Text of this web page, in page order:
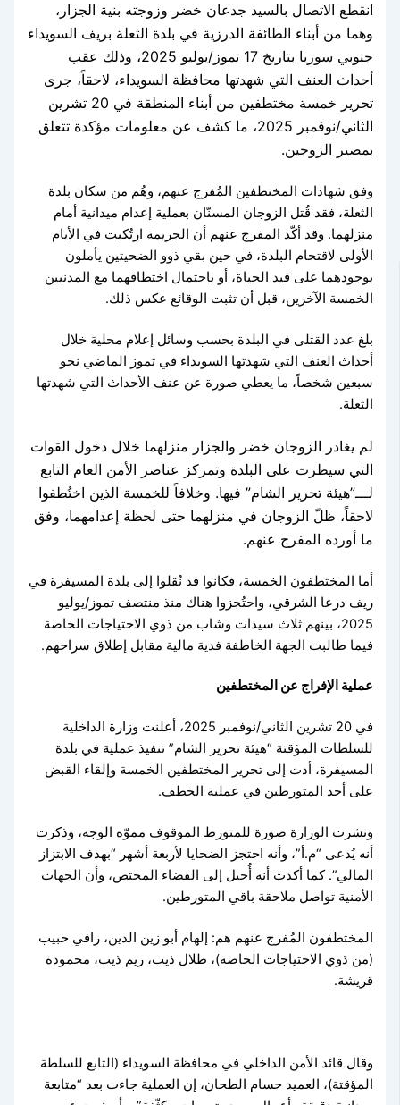
انقطع الاتصال بالسيد جدعان خضر وزوجته بنية الجزار،
وهما من أبناء الطائفة الدرزية في بلدة الثعلة بريف السويداء
جنوبي سوريا بتاريخ 17 تموز/يوليو 2025، وذلك عقب
أحداث العنف التي شهدتها محافظة السويداء، لاحقاً، جرى
تحرير خمسة مختطفين من أبناء المنطقة في 20 تشرين
الثاني/نوفمبر 2025، ما كشف عن معلومات مؤكدة تتعلق
بمصير الزوجين.
وفق شهادات المختطفين المُفرج عنهم، وهُم من سكان بلدة
الثعلة، فقد قُتل الزوجان المسنّان بعملية إعدام ميدانية أمام
منزلهما. وقد أكّد المفرج عنهم أن الجريمة ارتُكبت في الأيام
الأولى لاقتحام البلدة، في حين بقي ذوو الضحيتين يأملون
بوجودهما على قيد الحياة، أو باحتمال اختطافهما مع المدنيين
الخمسة الآخرين، قبل أن تثبت الوقائع عكس ذلك.
بلغ عدد القتلى في البلدة بحسب وسائل إعلام محلية خلال
أحداث العنف التي شهدتها السويداء في تموز الماضي نحو
سبعين شخصاً، ما يعطي صورة عن عنف الأحداث التي شهدتها
الثعلة.
لم يغادر الزوجان خضر والجزار منزلهما خلال دخول القوات
التي سيطرت على البلدة وتمركز عناصر الأمن العام التابع
لـــ”هيئة تحرير الشام” فيها. وخلافاً للخمسة الذين اختُطفوا
لاحقاً، ظلّ الزوجان في منزلهما حتى لحظة إعدامهما، وفق
ما أورده المفرج عنهم.
أما المختطفون الخمسة، فكانوا قد نُقلوا إلى بلدة المسيفرة في
ريف درعا الشرقي، واحتُجزوا هناك منذ منتصف تموز/يوليو
2025، بينهم ثلاث سيدات وشاب من ذوي الاحتياجات الخاصة
فيما طالبت الجهة الخاطفة فدية مالية مقابل إطلاق سراحهم.
عملية الإفراج عن المختطفين
في 20 تشرين الثاني/نوفمبر 2025، أعلنت وزارة الداخلية
للسلطات المؤقتة “هيئة تحرير الشام” تنفيذ عملية في بلدة
المسيفرة، أدت إلى تحرير المختطفين الخمسة وإلقاء القبض
على أحد المتورطين في عملية الخطف.
ونشرت الوزارة صورة للمتورط الموقوف مموّه الوجه، وذكرت
أنه يُدعى “م.أ”، وأنه احتجز الضحايا لأربعة أشهر “بهدف الابتزاز
المالي”. كما أكدت أنه أُحيل إلى القضاء المختص، وأن الجهات
الأمنية تواصل ملاحقة باقي المتورطين.
المختطفون المُفرج عنهم هم: إلهام أبو زين الدين، رافي حبيب
(من ذوي الاحتياجات الخاصة)، طلال ذيب، ريم ذيب، محمودة
قريشة.
وقال قائد الأمن الداخلي في محافظة السويداء (التابع للسلطة
المؤقتة)، العميد حسام الطحان، إن العملية جاءت بعد “متابعة